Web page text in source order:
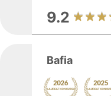
9.2
Bafia